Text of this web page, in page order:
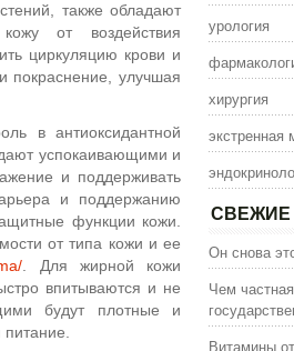
также обладают
от воздействия
циркуляцию крови и
покраснение, улучшая
в антиоксидантной
успокаивающими и
и поддерживать
и поддержанию
функции кожи.
от типа кожи и ее
. Для жирной кожи
впитываются и не
будут плотные и
урология
хирургия
экстренная
СВЕЖИЕ
Он снова
Чем
Витамины